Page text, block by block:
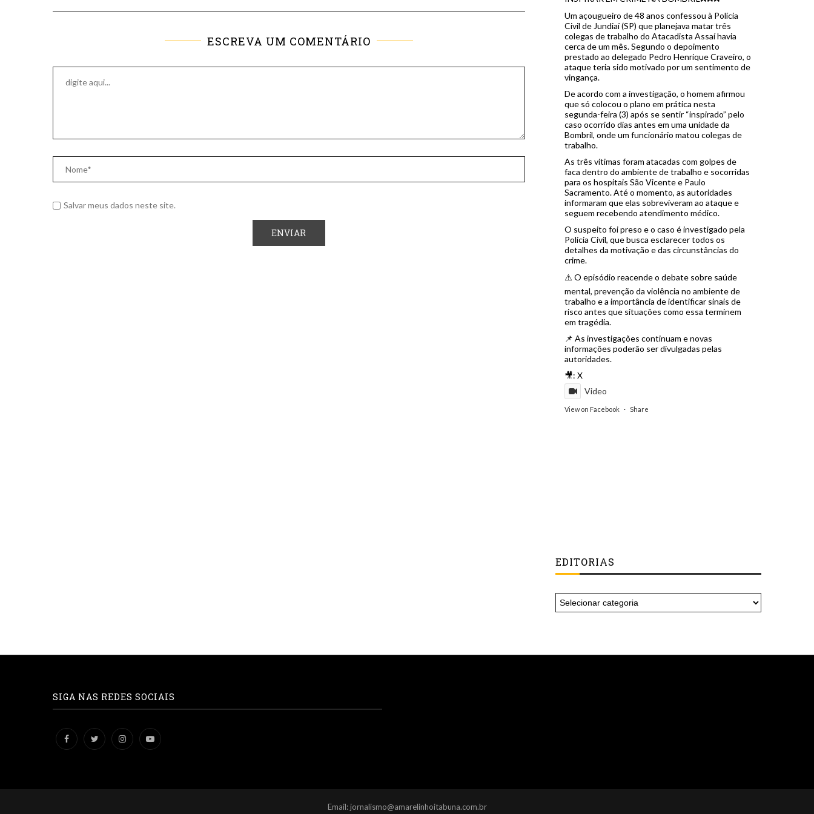
ESCREVA UM COMENTÁRIO
Salvar meus dados neste site.
Um açougueiro de 48 anos confessou à Polícia
Civil de Jundiaí (SP) que planejava matar três
colegas de trabalho do Atacadista Assaí havia
cerca de um mês. Segundo o depoimento
prestado ao delegado Pedro Henrique Craveiro, o
ataque teria sido motivado por um sentimento de
vingança.
De acordo com a investigação, o homem afirmou
que só colocou o plano em prática nesta
segunda-feira (3) após se sentir “inspirado” pelo
caso ocorrido dias antes em uma unidade da
Bombril, onde um funcionário matou colegas de
trabalho.
As três vítimas foram atacadas com golpes de
faca dentro do ambiente de trabalho e socorridas
para os hospitais São Vicente e Paulo
Sacramento. Até o momento, as autoridades
informaram que elas sobreviveram ao ataque e
seguem recebendo atendimento médico.
O suspeito foi preso e o caso é investigado pela
Polícia Civil, que busca esclarecer todos os
detalhes da motivação e das circunstâncias do
crime.
⚠️ O episódio reacende o debate sobre saúde
mental, prevenção da violência no ambiente de
trabalho e a importância de identificar sinais de
risco antes que situações como essa terminem
em tragédia.
📌 As investigações continuam e novas
informações poderão ser divulgadas pelas
autoridades.
🎥: X
Video
View on Facebook · Share
EDITORIAS
SIGA NAS REDES SOCIAIS
Email: jornalismo@amarelinhoitabuna.com.br